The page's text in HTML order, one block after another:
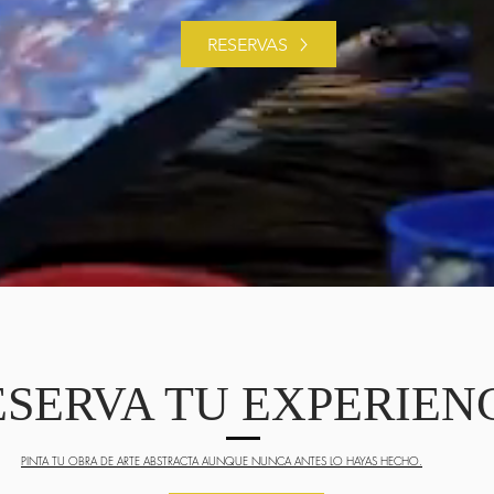
RESERVAS
TU
PINTA TU OBRA DE ARTE ABSTRACTA AUNQUE NUNCA ANTES LO HAYAS HECHO.